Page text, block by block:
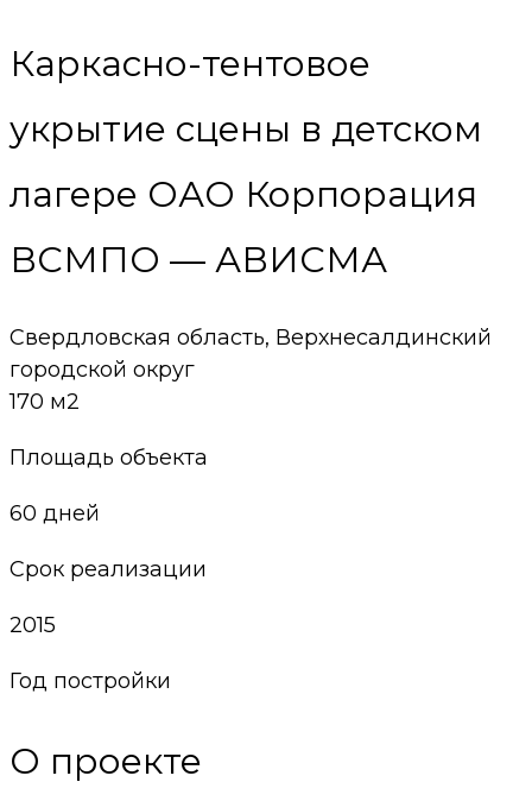
Каркасно-тентовое
укрытие сцены в детском
лагере ОАО Корпорация
ВСМПО — АВИСМА
Свердловская область, Верхнесалдинский
городской округ
170 м2
Площадь объекта
60 дней
Срок реализации
2015
Год постройки
О проекте